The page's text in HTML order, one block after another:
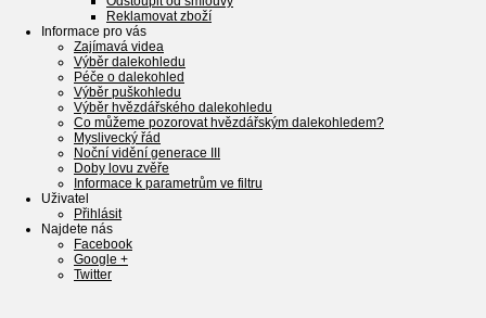
Reklamovat zboží
Informace pro vás
Zajímavá videa
Výběr dalekohledu
Péče o dalekohled
Výběr puškohledu
Výběr hvězdářského dalekohledu
Co můžeme pozorovat hvězdářským dalekohledem?
Myslivecký řád
Noční vidění generace III
Doby lovu zvěře
Informace k parametrům ve filtru
Uživatel
Přihlásit
Najdete nás
Facebook
Google +
Twitter